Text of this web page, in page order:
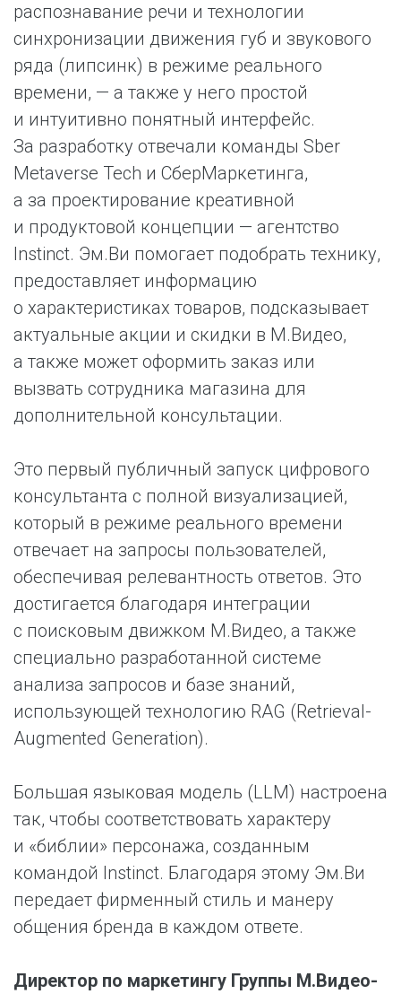
распознавание речи и технологии
синхронизации движения губ и звукового
ряда (липсинк) в режиме реального
времени, — а также у него простой
и интуитивно понятный интерфейс.
За разработку отвечали команды Sber
Metaverse Tech и СберМаркетинга,
а за проектирование креативной
и продуктовой концепции — агентство
Instinct. Эм.Ви помогает подобрать технику,
предоставляет информацию
о характеристиках товаров, подсказывает
актуальные акции и скидки в М.Видео,
а также может оформить заказ или
вызвать сотрудника магазина для
дополнительной консультации.
Это первый публичный запуск цифрового
консультанта с полной визуализацией,
который в режиме реального времени
отвечает на запросы пользователей,
обеспечивая релевантность ответов. Это
достигается благодаря интеграции
с поисковым движком М.Видео, а также
специально разработанной системе
анализа запросов и базе знаний,
использующей технологию RAG (Retrieval-
Augmented Generation).
Большая языковая модель (LLM) настроена
так, чтобы соответствовать характеру
и «библии» персонажа, созданным
командой Instinct. Благодаря этому Эм.Ви
передает фирменный стиль и манеру
общения бренда в каждом ответе.
Директор по маркетингу Группы М.Видео-